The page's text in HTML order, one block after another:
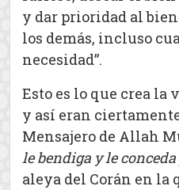
y dar prioridad al
los demás, incluso
necesidad”.
Esto es lo que crea la
y así eran
Mensajero de Allah
le bendiga y le conceda
aleya del Corán en la